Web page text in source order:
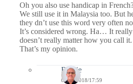
Oh you also use handicap in
We still use it in Malaysia too. But
they dn’t use this word very often
It’s considered wrong. Ha… It really
doesn’t really matter how you call it.
That’s my opinion.
Bernie
06/06/2018/17:59